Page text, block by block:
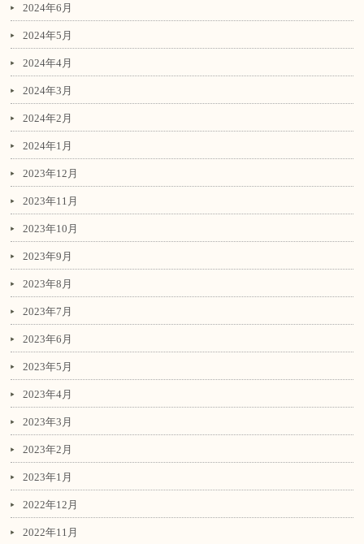
2024年6月
2024年5月
2024年4月
2024年3月
2024年2月
2024年1月
2023年12月
2023年11月
2023年10月
2023年9月
2023年8月
2023年7月
2023年6月
2023年5月
2023年4月
2023年3月
2023年2月
2023年1月
2022年12月
2022年11月